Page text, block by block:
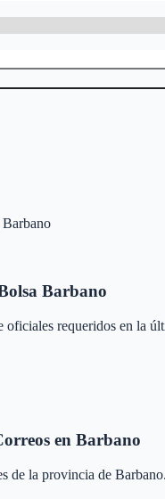
Barbano
requeridos en la
en Barbano
de la provincia de Barbano